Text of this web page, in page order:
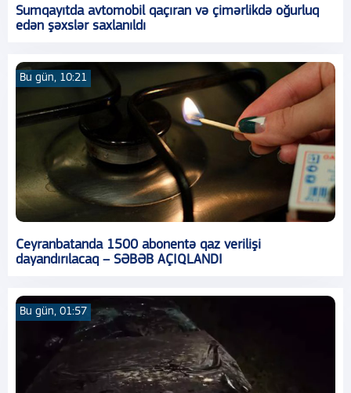
Sumqayıtda avtomobil qaçıran və çimərlikdə oğurluq
edən şəxslər saxlanıldı
Bu gün, 10:21
Ceyranbatanda 1500 abonentə qaz verilişi
dayandırılacaq – SƏBƏB AÇIQLANDI
Bu gün, 01:57